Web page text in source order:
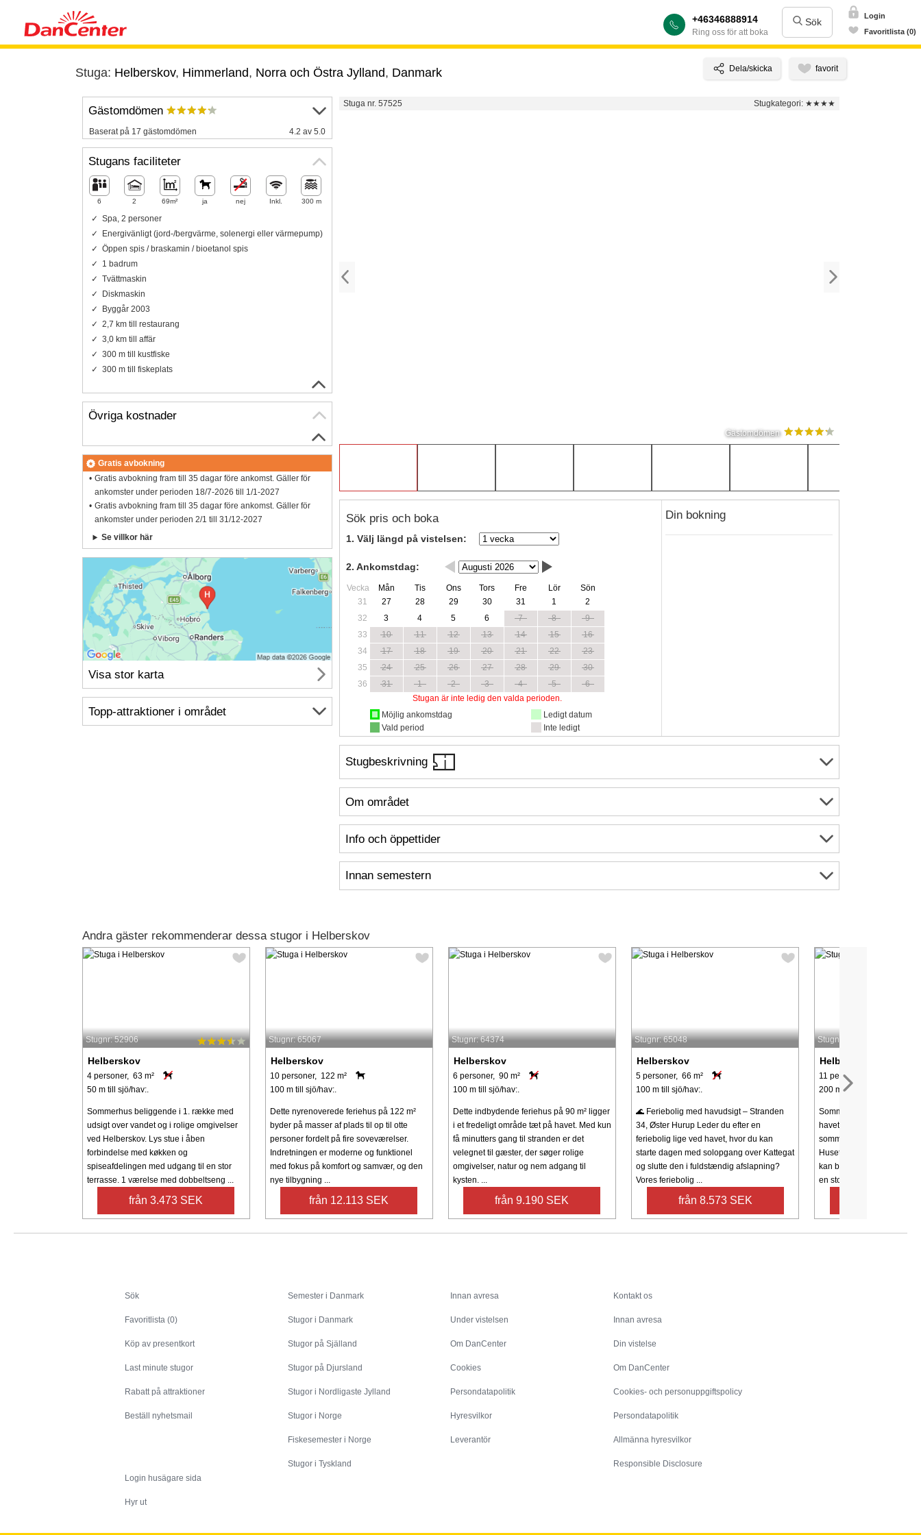
+46346888914
Ring oss för att boka
Sök
Login
Favoritlista (0)
Stuga: Helberskov, Himmerland, Norra och Östra Jylland, Danmark
Stuga nr. 57525 Stugkategori: ★★★★
Gästomdömen
Sök pris och boka
1. Välj längd på vistelsen:
2. Ankomstdag:
Vecka Mån Tis Ons Tors Fre Lör
Sön
31
27 28 29 30 31 1
2
32
3 4 5 6 7 8
9
33
10 11 12 13 14 15
16
34
17 18 19 20 21 22
23
35
24 25 26 27 28 29
30
36
31 1 2 3 4 5
6
Stugan är inte ledig den valda perioden.
Möjlig ankomstdag
Vald period
Ledigt datum
Inte ledigt
Din bokning
Stugbeskrivning
Om området
Info och öppettider
Innan semestern
Gästomdömen
Baserat på 17 gästomdömen 4.2 av 5.0
Stugans faciliteter
6 2 69m² ja nej Inkl. 300 m
Spa, 2 personer
Energivänligt (jord-/bergvärme, solenergi eller värmepump)
Öppen spis / braskamin / bioetanol spis
1 badrum
Tvättmaskin
Diskmaskin
Byggår 2003
2,7 km till restaurang
3,0 km till affär
300 m till kustfiske
300 m till fiskeplats
Övriga kostnader
Gratis avbokning
Gratis avbokning fram till 35 dagar före ankomst. Gäller för
ankomster under perioden 18/7-2026 till 1/1-2027
Gratis avbokning fram till 35 dagar före ankomst. Gäller för
ankomster under perioden 2/1 till 31/12-2027
Se villkor här
Visa stor karta
Topp-attraktioner i området
Andra gäster rekommenderar dessa stugor i Helberskov
Stugnr: 52906
Helberskov
4 personer, 63 m²
50 m till sjö/hav:.
Sommerhus beliggende i 1. række med
udsigt over vandet og i rolige omgivelser
ved Helberskov. Lys stue i åben
forbindelse med køkken og
spiseafdelingen med udgang til en stor
terrasse. 1 værelse med dobbeltseng ...
från 3.473 SEK
Stugnr: 65067
Helberskov
10 personer, 122 m²
100 m till sjö/hav:.
Dette nyrenoverede feriehus på 122 m²
byder på masser af plads til op til otte
personer fordelt på fire soveværelser.
Indretningen er moderne og funktionel
med fokus på komfort og samvær, og den
nye tilbygning ...
från 12.113 SEK
Stugnr: 64374
Helberskov
6 personer, 90 m²
100 m till sjö/hav:.
Dette indbydende feriehus på 90 m² ligger
i et fredeligt område tæt på havet. Med kun
få minutters gang til stranden er det
velegnet til gæster, der søger rolige
omgivelser, natur og nem adgang til
kysten. ...
från 9.190 SEK
Stugnr: 65048
Helberskov
5 personer, 66 m²
100 m till sjö/hav:.
🌊 Feriebolig med havudsigt – Stranden
34, Øster Hurup Leder du efter en
feriebolig lige ved havet, hvor du kan
starte dagen med solopgang over Kattegat
og slutte den i fuldstændig afslapning?
Vores feriebolig ...
från 8.573 SEK
Stugnr: 54888
Helberskov
11 personer, 139 m²
200 m till sjö/hav:.
Sommerhus kun få
havet, beliggende i roligt
sommerhusområde nær
Huset kan rumme 11
kan bo i annekset, hvilket
en stor familie. Feriehuset
Sök
Favoritlista (0)
Köp av presentkort
Last minute stugor
Rabatt på attraktioner
Beställ nyhetsmail
Login husägare sida
Hyr ut
Semester i Danmark
Stugor i Danmark
Stugor på Själland
Stugor på Djursland
Stugor i Nordligaste Jylland
Stugor i Norge
Fiskesemester i Norge
Stugor i Tyskland
Innan avresa
Under vistelsen
Om DanCenter
Cookies
Persondatapolitik
Hyresvilkor
Leverantör
Kontakt os
Innan avresa
Din vistelse
Om DanCenter
Cookies- och personuppgiftspolicy
Persondatapolitik
Allmänna hyresvilkor
Responsible Disclosure